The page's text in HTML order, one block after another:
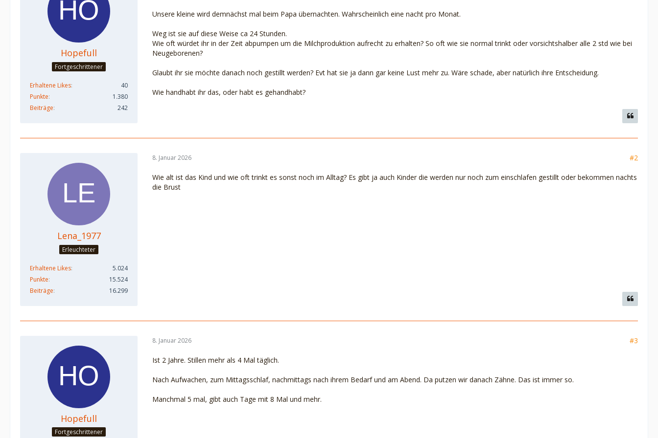
Hopefull
Fortgeschrittener
Erhaltene Likes
40
Punkte
1.380
Beiträge
242
Unsere kleine wird demnächst mal beim Papa übernachten. Wahrscheinlich eine nacht pro Monat.
Weg ist sie auf diese Weise ca 24 Stunden.
Wie oft würdet ihr in der Zeit abpumpen um die Milchproduktion aufrecht zu erhalten? So oft wie sie normal trinkt oder vorsichtshalber alle 2 std wie bei
Neugeborenen?
Glaubt ihr sie möchte danach noch gestillt werden? Evt hat sie ja dann gar keine Lust mehr zu. Wäre schade, aber natürlich ihre Entscheidung.
Wie handhabt ihr das, oder habt es gehandhabt?
Lena_1977
Erleuchteter
Erhaltene Likes
5.024
Punkte
15.524
Beiträge
16.299
8. Januar 2026 #2
Wie alt ist das Kind und wie oft trinkt es sonst noch im Alltag? Es gibt ja auch Kinder die werden nur noch zum einschlafen gestillt oder bekommen nachts
die Brust
Hopefull
Fortgeschrittener
8. Januar 2026 #3
Ist 2 Jahre. Stillen mehr als 4 Mal täglich.
Nach Aufwachen, zum Mittagsschlaf, nachmittags nach ihrem Bedarf und am Abend. Da putzen wir danach Zähne. Das ist immer so.
Manchmal 5 mal, gibt auch Tage mit 8 Mal und mehr.